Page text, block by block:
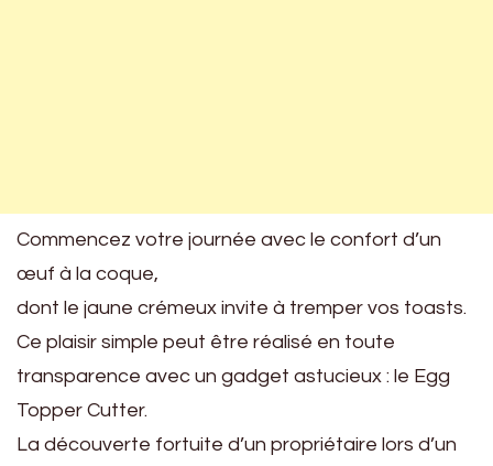
Commencez votre journée avec le confort d’un
œuf à la coque,
dont le jaune crémeux invite à tremper vos toasts.
Ce plaisir simple peut être réalisé en toute
transparence avec un gadget astucieux : le Egg
Topper Cutter.
La découverte fortuite d’un propriétaire lors d’un